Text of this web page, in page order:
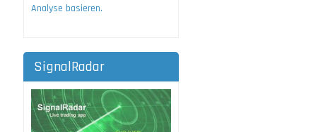
Analyse basieren.
SignalRadar